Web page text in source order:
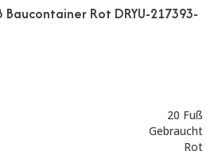
Rot DRYU-217393-
20 Fuß
Gebraucht
Rot